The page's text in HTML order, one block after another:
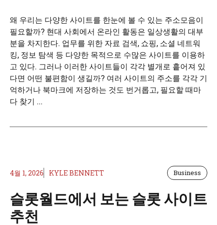
왜 우리는 다양한 사이트를 한눈에 볼 수 있는 주소모음이
필요할까? 현대 사회에서 온라인 활동은 일상생활의 대부
분을 차지한다. 업무를 위한 자료 검색, 쇼핑, 소셜 네트워
킹, 정보 탐색 등 다양한 목적으로 수많은 사이트를 이용하
고 있다. 그러나 이러한 사이트들이 각각 별개로 흩어져 있
다면 어떤 불편함이 생길까? 여러 사이트의 주소를 각각 기
억하거나 북마크에 저장하는 것도 번거롭고, 필요할 때마
다 찾기 ...
4월 1, 2026 KYLE BENNETT Business
슬롯월드에서 보는 슬롯 사이트
추천